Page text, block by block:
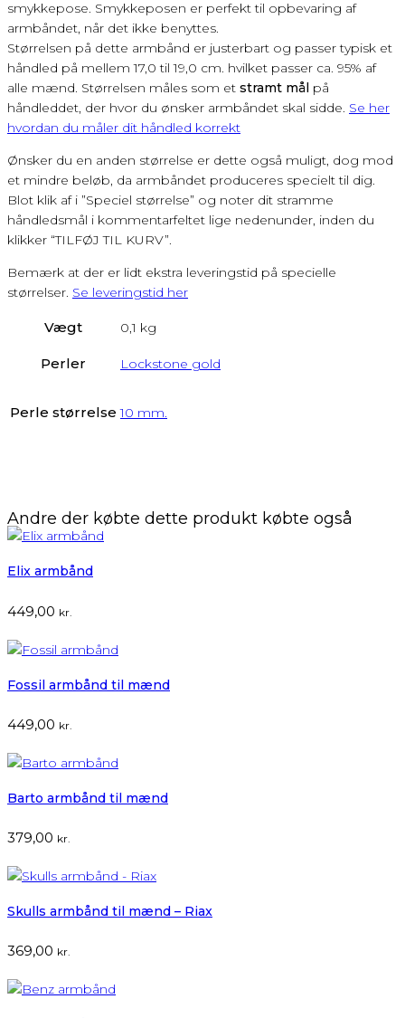
smykkepose. Smykkeposen er perfekt til opbevaring af
armbåndet, når det ikke benyttes.
Størrelsen på dette armbånd er justerbart og passer typisk et
håndled på mellem 17,0 til 19,0 cm. hvilket passer ca. 95% af
alle mænd. Størrelsen måles som et stramt mål på
håndleddet, der hvor du ønsker armbåndet skal sidde. Se her
hvordan du måler dit håndled korrekt
Ønsker du en anden størrelse er dette også muligt, dog mod
et mindre beløb, da armbåndet produceres specielt til dig.
Blot klik af i ”Speciel størrelse” og noter dit stramme
håndledsmål i kommentarfeltet lige nedenunder, inden du
klikker “TILFØJ TIL KURV”.
Bemærk at der er lidt ekstra leveringstid på specielle
størrelser. Se leveringstid her
Vægt 0,1 kg
Perler Lockstone gold
Perle størrelse 10 mm.
Andre der købte dette produkt købte også
Elix armbånd
449,00 kr.
Fossil armbånd til mænd
449,00 kr.
Barto armbånd til mænd
379,00 kr.
Skulls armbånd til mænd – Riax
369,00 kr.